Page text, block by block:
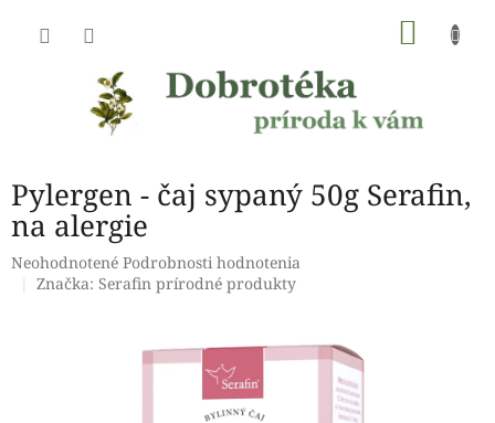
Pylergen - čaj sypaný 50g Serafin,
na alergie
Priemerné
hodnotenie
Neohodnotené Podrobnosti hodnotenia
Značka: Serafin prírodné produkty